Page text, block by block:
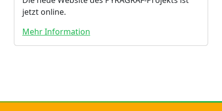
jetzt online.
Mehr Information